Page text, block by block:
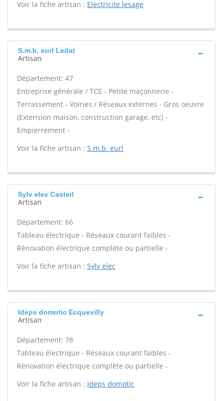
Voir la fiche artisan : Electricite lesage
S.m.b. eurl Ledat
Artisan
Département: 47
Entreprise générale / TCE - Petite maçonnerie -
Terrassement - Voiries / Réseaux externes - Gros oeuvre
(Extension maison, construction garage, etc) -
Empierrement -
Voir la fiche artisan : S.m.b. eurl
Sylv elec Casteil
Artisan
Département: 66
Tableau électrique - Réseaux courant faibles -
Rénovation électrique complète ou partielle -
Voir la fiche artisan : Sylv elec
Ideps domotic Ecquevilly
Artisan
Département: 78
Tableau électrique - Réseaux courant faibles -
Rénovation électrique complète ou partielle -
Voir la fiche artisan : Ideps domotic